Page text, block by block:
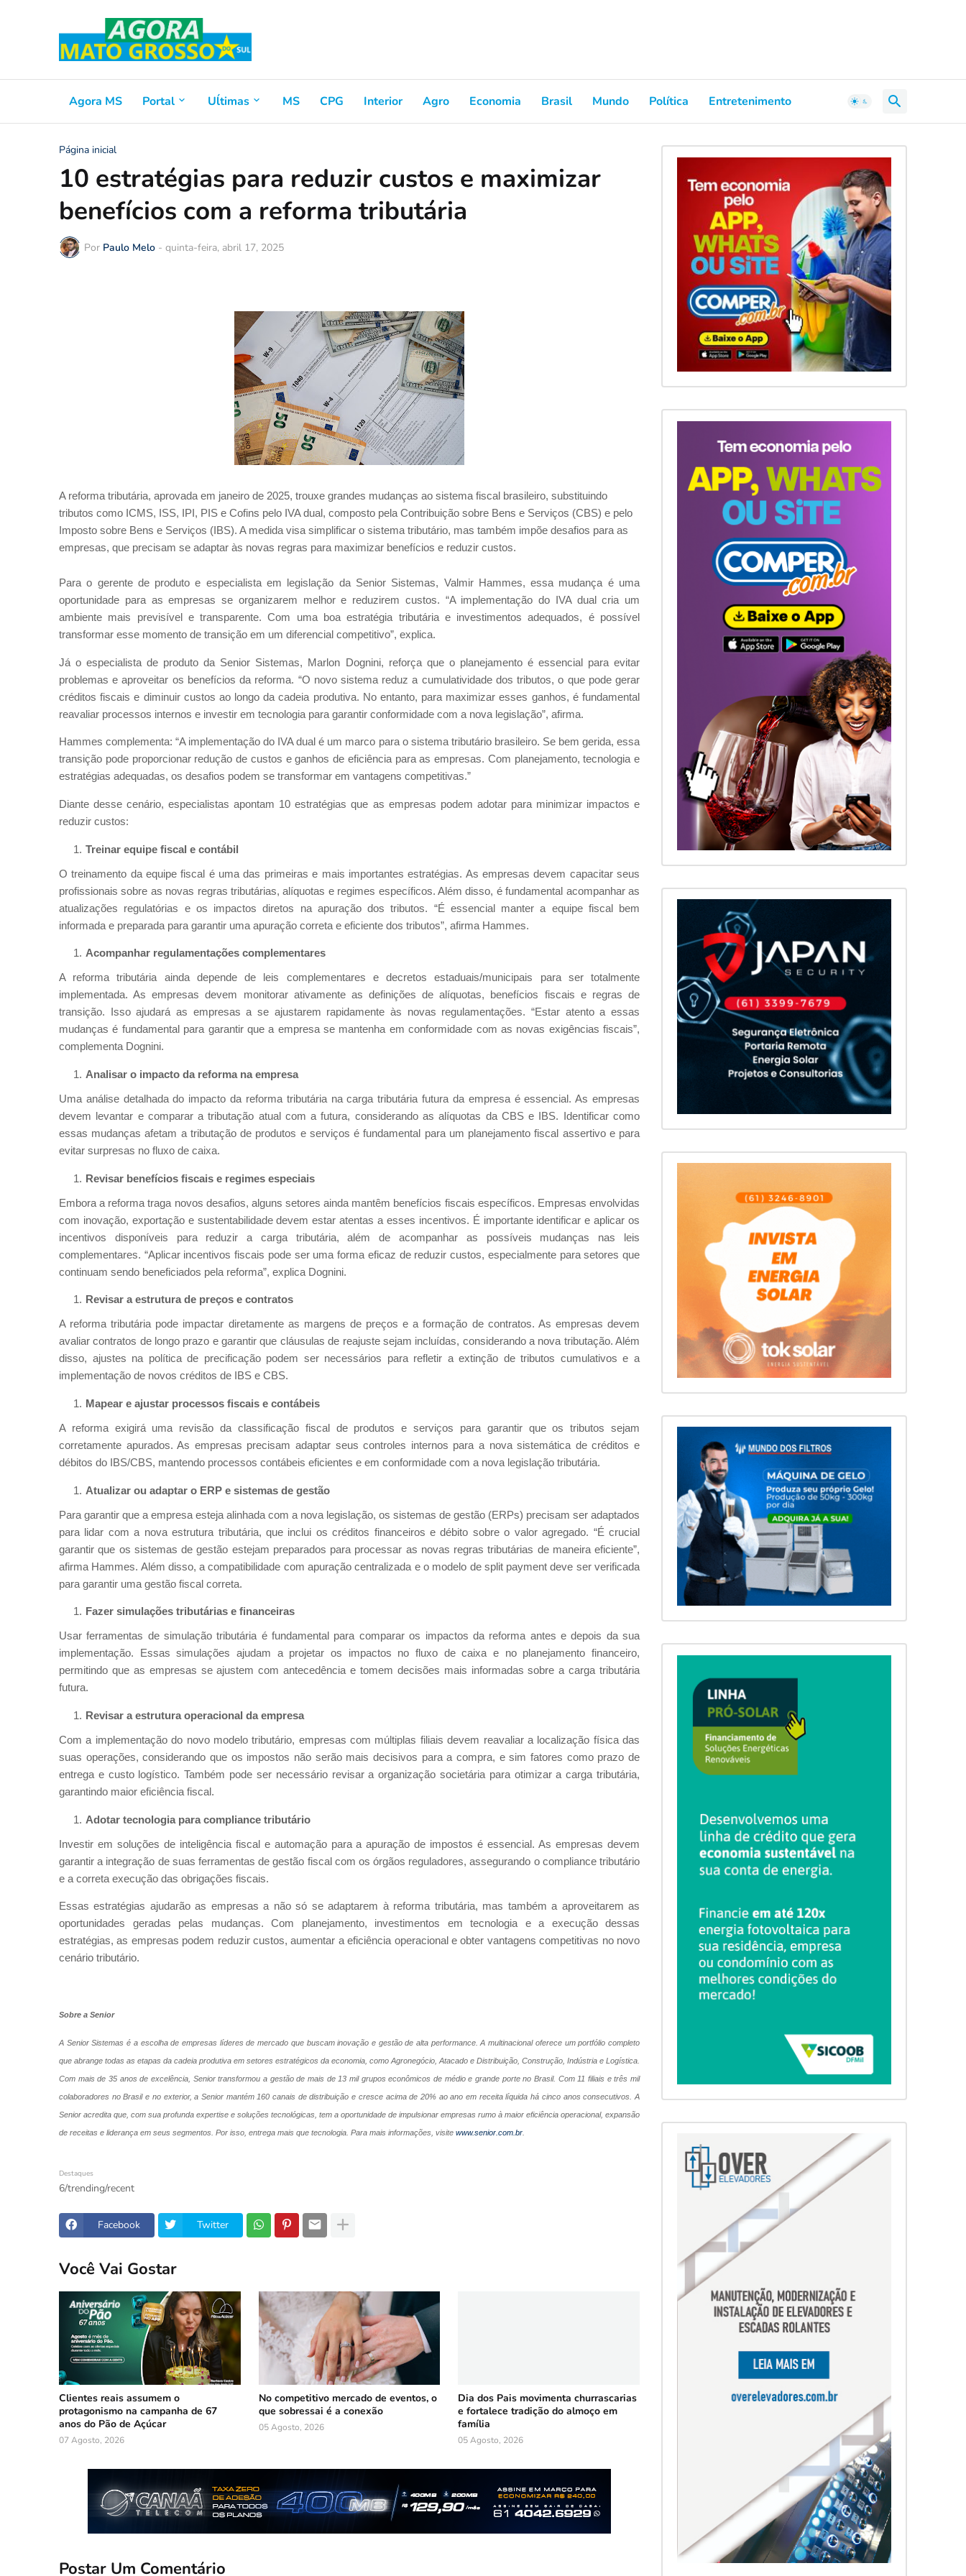
Agora MS Portal Uĺtimas MS CPG Interior Agro Economia Brasil Mundo Política Entretenimento
Página inicial
10 estratégias para reduzir custos e maximizar
benefícios com a reforma tributária
Por Paulo Melo - quinta-feira, abril 17, 2025
A reforma tributária, aprovada em janeiro de 2025, trouxe grandes mudanças ao sistema fiscal brasileiro, substituindo
tributos como ICMS, ISS, IPI, PIS e Cofins pelo IVA dual, composto pela Contribuição sobre Bens e Serviços (CBS) e pelo
Imposto sobre Bens e Serviços (IBS). A medida visa simplificar o sistema tributário, mas também impõe desafios para as
empresas, que precisam se adaptar às novas regras para maximizar benefícios e reduzir custos.
Para o gerente de produto e especialista em legislação da Senior Sistemas, Valmir Hammes, essa mudança é uma
oportunidade para as empresas se organizarem melhor e reduzirem custos. “A implementação do IVA dual cria um
ambiente mais previsível e transparente. Com uma boa estratégia tributária e investimentos adequados, é possível
transformar esse momento de transição em um diferencial competitivo”, explica.
Já o especialista de produto da Senior Sistemas, Marlon Dognini, reforça que o planejamento é essencial para evitar
problemas e aproveitar os benefícios da reforma. “O novo sistema reduz a cumulatividade dos tributos, o que pode gerar
créditos fiscais e diminuir custos ao longo da cadeia produtiva. No entanto, para maximizar esses ganhos, é fundamental
reavaliar processos internos e investir em tecnologia para garantir conformidade com a nova legislação”, afirma.
Hammes complementa: “A implementação do IVA dual é um marco para o sistema tributário brasileiro. Se bem gerida, essa
transição pode proporcionar redução de custos e ganhos de eficiência para as empresas. Com planejamento, tecnologia e
estratégias adequadas, os desafios podem se transformar em vantagens competitivas.”
Diante desse cenário, especialistas apontam 10 estratégias que as empresas podem adotar para minimizar impactos e
reduzir custos:
Treinar equipe fiscal e contábil
O treinamento da equipe fiscal é uma das primeiras e mais importantes estratégias. As empresas devem capacitar seus
profissionais sobre as novas regras tributárias, alíquotas e regimes específicos. Além disso, é fundamental acompanhar as
atualizações regulatórias e os impactos diretos na apuração dos tributos. “É essencial manter a equipe fiscal bem
informada e preparada para garantir uma apuração correta e eficiente dos tributos”, afirma Hammes.
Acompanhar regulamentações complementares
A reforma tributária ainda depende de leis complementares e decretos estaduais/municipais para ser totalmente
implementada. As empresas devem monitorar ativamente as definições de alíquotas, benefícios fiscais e regras de
transição. Isso ajudará as empresas a se ajustarem rapidamente às novas regulamentações. “Estar atento a essas
mudanças é fundamental para garantir que a empresa se mantenha em conformidade com as novas exigências fiscais”,
complementa Dognini.
Analisar o impacto da reforma na empresa
Uma análise detalhada do impacto da reforma tributária na carga tributária futura da empresa é essencial. As empresas
devem levantar e comparar a tributação atual com a futura, considerando as alíquotas da CBS e IBS. Identificar como
essas mudanças afetam a tributação de produtos e serviços é fundamental para um planejamento fiscal assertivo e para
evitar surpresas no fluxo de caixa.
Revisar benefícios fiscais e regimes especiais
Embora a reforma traga novos desafios, alguns setores ainda mantêm benefícios fiscais específicos. Empresas envolvidas
com inovação, exportação e sustentabilidade devem estar atentas a esses incentivos. É importante identificar e aplicar os
incentivos disponíveis para reduzir a carga tributária, além de acompanhar as possíveis mudanças nas leis
complementares. “Aplicar incentivos fiscais pode ser uma forma eficaz de reduzir custos, especialmente para setores que
continuam sendo beneficiados pela reforma”, explica Dognini.
Revisar a estrutura de preços e contratos
A reforma tributária pode impactar diretamente as margens de preços e a formação de contratos. As empresas devem
avaliar contratos de longo prazo e garantir que cláusulas de reajuste sejam incluídas, considerando a nova tributação. Além
disso, ajustes na política de precificação podem ser necessários para refletir a extinção de tributos cumulativos e a
implementação de novos créditos de IBS e CBS.
Mapear e ajustar processos fiscais e contábeis
A reforma exigirá uma revisão da classificação fiscal de produtos e serviços para garantir que os tributos sejam
corretamente apurados. As empresas precisam adaptar seus controles internos para a nova sistemática de créditos e
débitos do IBS/CBS, mantendo processos contábeis eficientes e em conformidade com a nova legislação tributária.
Atualizar ou adaptar o ERP e sistemas de gestão
Para garantir que a empresa esteja alinhada com a nova legislação, os sistemas de gestão (ERPs) precisam ser adaptados
para lidar com a nova estrutura tributária, que inclui os créditos financeiros e débito sobre o valor agregado. “É crucial
garantir que os sistemas de gestão estejam preparados para processar as novas regras tributárias de maneira eficiente”,
afirma Hammes. Além disso, a compatibilidade com apuração centralizada e o modelo de split payment deve ser verificada
para garantir uma gestão fiscal correta.
Fazer simulações tributárias e financeiras
Usar ferramentas de simulação tributária é fundamental para comparar os impactos da reforma antes e depois da sua
implementação. Essas simulações ajudam a projetar os impactos no fluxo de caixa e no planejamento financeiro,
permitindo que as empresas se ajustem com antecedência e tomem decisões mais informadas sobre a carga tributária
futura.
Revisar a estrutura operacional da empresa
Com a implementação do novo modelo tributário, empresas com múltiplas filiais devem reavaliar a localização física das
suas operações, considerando que os impostos não serão mais decisivos para a compra, e sim fatores como prazo de
entrega e custo logístico. Também pode ser necessário revisar a organização societária para otimizar a carga tributária,
garantindo maior eficiência fiscal.
Adotar tecnologia para compliance tributário
Investir em soluções de inteligência fiscal e automação para a apuração de impostos é essencial. As empresas devem
garantir a integração de suas ferramentas de gestão fiscal com os órgãos reguladores, assegurando o compliance tributário
e a correta execução das obrigações fiscais.
Essas estratégias ajudarão as empresas a não só se adaptarem à reforma tributária, mas também a aproveitarem as
oportunidades geradas pelas mudanças. Com planejamento, investimentos em tecnologia e a execução dessas
estratégias, as empresas podem reduzir custos, aumentar a eficiência operacional e obter vantagens competitivas no novo
cenário tributário.
Sobre a Senior
A Senior Sistemas é a escolha de empresas líderes de mercado que buscam inovação e gestão de alta performance. A multinacional oferece um portfólio completo
que abrange todas as etapas da cadeia produtiva em setores estratégicos da economia, como Agronegócio, Atacado e Distribuição, Construção, Indústria e Logística.
Com mais de 35 anos de excelência, Senior transformou a gestão de mais de 13 mil grupos econômicos de médio e grande porte no Brasil. Com 11 filiais e três mil
colaboradores no Brasil e no exterior, a Senior mantém 160 canais de distribuição e cresce acima de 20% ao ano em receita líquida há cinco anos consecutivos. A
Senior acredita que, com sua profunda expertise e soluções tecnológicas, tem a oportunidade de impulsionar empresas rumo à maior eficiência operacional, expansão
de receitas e liderança em seus segmentos. Por isso, entrega mais que tecnologia. Para mais informações, visite www.senior.com.br
Destaques
6/trending/recent
Facebook Twitter
Você Vai Gostar
Clientes reais assumem o
protagonismo na campanha de 67
anos do Pão de Açúcar
07 Agosto, 2026
No competitivo mercado de eventos, o
que sobressai é a conexão
05 Agosto, 2026
Dia dos Pais movimenta churrascarias
e fortalece tradição do almoço em
família
05 Agosto, 2026
Postar Um Comentário